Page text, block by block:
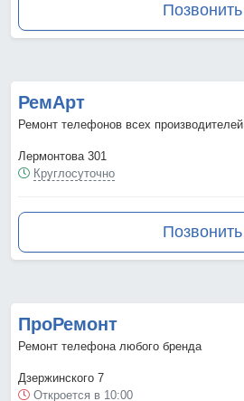
Позвонить
РемАрт
Ремонт телефонов всех производителей
Лермонтова 301
Круглосуточно
Позвонить
ПроРемонт
Ремонт телефона любого бренда
Дзержинского 7
Откроется в 10:00